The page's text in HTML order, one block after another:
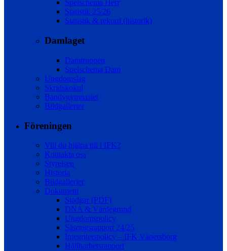
Spelschema Herr
Statistik 25/26
Statistik & rekord (historik)
Damlaget
Damtruppen
Spelschema Dam
Ungdomslag
Skridskokul
Bandygymnasiet
Bildgallerier
Föreningen
Vill du hjälpa till i IFK?
Kontakta oss
Styrelsen
Historia
Bildgallerier
Dokument
Stadgar (PDF)
DNA & Värdegrund
Ungdomspolicy
Säsongsrapport 24/25
Integritetspolicy – IFK Vänersborg
Hållbarhetsrapport